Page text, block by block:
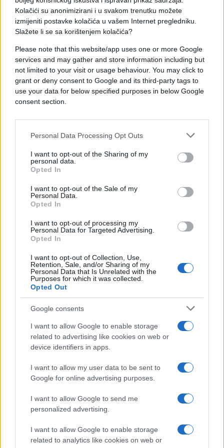
Kolačići su anonimizirani i u svakom trenutku možete
izmijeniti postavke kolačića u vašem Internet pregledniku.
Slažete li se sa korištenjem kolačića?
Please note that this website/app uses one or more Google
services and may gather and store information including but
not limited to your visit or usage behaviour. You may click to
grant or deny consent to Google and its third-party tags to
use your data for below specified purposes in below Google
consent section.
Personal Data Processing Opt Outs
I want to opt-out of the Sharing of my
personal data.
Opted In
I want to opt-out of the Sale of my
Personal Data.
Opted In
I want to opt-out of processing my
Personal Data for Targeted Advertising.
Opted In
I want to opt-out of Collection, Use,
Retention, Sale, and/or Sharing of my
Personal Data that Is Unrelated with the
Purposes for which it was collected.
Opted Out
Google consents
I want to allow Google to enable storage
related to advertising like cookies on web or
device identifiers in apps.
I want to allow my user data to be sent to
Google for online advertising purposes.
I want to allow Google to send me
personalized advertising.
I want to allow Google to enable storage
related to analytics like cookies on web or
primirja.
Trump je također upozorio da će SAD ciljati iransku
infrastrukturu ukoliko Teheran ne prihvati američke
uslove za okončanje sukoba, što dodatno izaziva
zabrinutost na tržištima, dok primirje ističe u utorak
navečer po vremenu u Washingtonu.
Zabrinutost u pomorskom saobraćaju pojačana je
nakon što je Iran, koji je u petak objavio ponovno
subotu promijenio odluku i ponovo ograničio
kretanje brodova kroz ovaj strateški plovni put, uz
obrazloženje da SAD nije ispunio svoje obaveze.
Pakistan je 11. i 12. aprila bio domaćin prvog
direktnog susreta na visokom nivou između SAD-a
i Irana od 1979. godine, ali pregovori nisu donijeli
napredak.
#Donald Trump #Iran